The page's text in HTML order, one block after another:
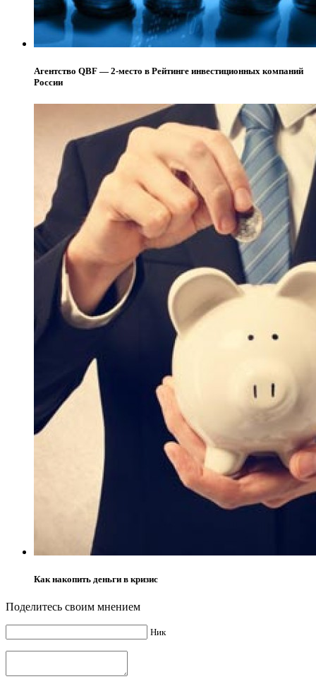
Агентство QBF — 2-место в Рейтинге инвестиционных компаний
России
Как накопить деньги в кризис
Поделитесь своим мнением
Ник